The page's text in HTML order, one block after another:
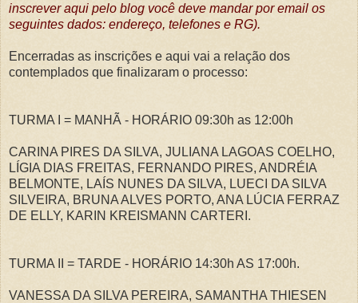
inscrever aqui pelo blog você deve mandar por email os
seguintes dados: endereço, telefones e RG).
Encerradas as inscrições e aqui vai a relação dos
contemplados que finalizaram o processo:
TURMA I = MANHÃ - HORÁRIO 09:30h as 12:00h
CARINA PIRES DA SILVA, JULIANA LAGOAS COELHO,
LÍGIA DIAS FREITAS, FERNANDO PIRES, ANDRÉIA
BELMONTE, LAÍS NUNES DA SILVA, LUECI DA SILVA
SILVEIRA, BRUNA ALVES PORTO, ANA LÚCIA FERRAZ
DE ELLY, KARIN KREISMANN CARTERI.
TURMA II = TARDE - HORÁRIO 14:30h AS 17:00h.
VANESSA DA SILVA PEREIRA, SAMANTHA THIESEN